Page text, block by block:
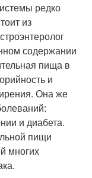
редко
из
содержании
пища в
и
Она же
и диабета.
пищи
многих